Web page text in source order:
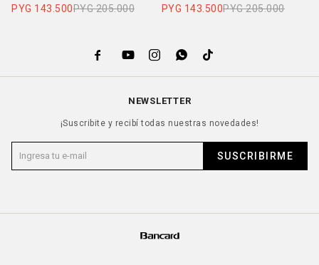
PYG 143.500PYG 205.000 PYG 143.500PYG 205.000
    
NEWSLETTER
¡Suscribite y recibí todas nuestras novedades!
SUSCRIBIRME